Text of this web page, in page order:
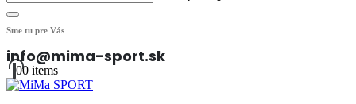
Sme tu pre Vás
info@mima-sport.sk
00 items